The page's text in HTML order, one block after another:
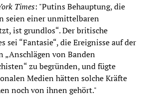
Times: "Putins Behauptung, die
seien einer unmittelbaren
ist grundlos“. Der britische
sei “Fantasie“, die Ereignisse auf der
von Banden
zu begründen, und fügte
Medien hätten solche Kräfte
noch von ihnen gehört."